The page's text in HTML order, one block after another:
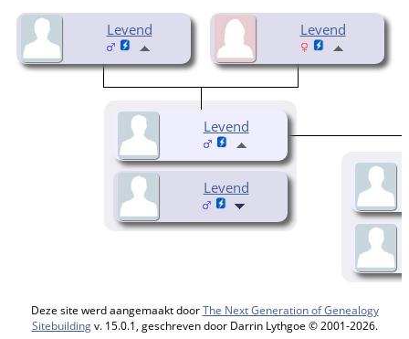
Levend Levend
Levend
Levend
Deze site werd aangemaakt doorThe Next Generation of Genealogy
Sitebuildingv. 15.0.1, geschreven door Darrin Lythgoe © 2001-2026.